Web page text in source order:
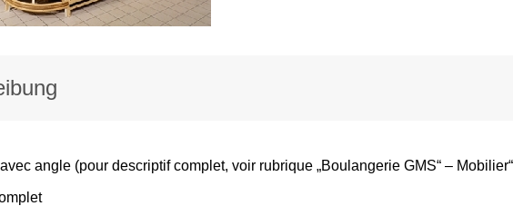
angle (pour descriptif complet, voir rubrique „Boulangerie GMS“ –